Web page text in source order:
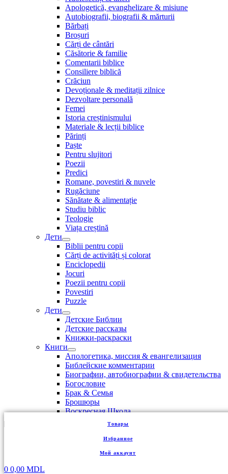
Товары
Избранное
Мой аккаунт
0 0,00 MDL
Apologetică, evanghelizare & misiune
Autobiografii, biografii & mărturii
Bărbați
Broșuri
Cărți de cântări
Căsătorie & familie
Comentarii biblice
Consiliere biblică
Crăciun
Devoționale & meditații zilnice
Dezvoltare personală
Femei
Istoria creștinismului
Materiale & lecții biblice
Părinți
Paște
Pentru slujitori
Poezii
Predici
Romane, povestiri & nuvele
Rugăciune
Sănătate & alimentație
Studiu biblic
Teologie
Viața creștină
Дети
Biblii pentru copii
Cărți de activități și colorat
Enciclopedii
Jocuri
Poezii pentru copii
Povestiri
Puzzle
Дети
Детские Библии
Детские рассказы
Книжки-раскраски
Книги
Апологетика, миссия & евангелизация
Библейские комментарии
Биографии, автобиографии & свидетельства
Богословие
Брак & Семья
Брошюры
Воскресная Школа
Воспитание детей
Для женщин
Для мужчин
Для служителей церкви